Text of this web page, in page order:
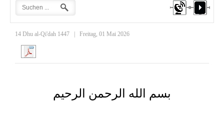
14 Dhu al-Qi'dah 1447 Freitag, 01 Mai 2026
بسم الله الرحمن الرحيم